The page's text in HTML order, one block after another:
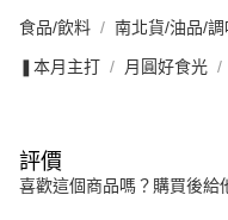
食品/飲料 南北貨/油品/
❚本月主打 月圓好食光
評價
喜歡這個商品嗎？購買後給